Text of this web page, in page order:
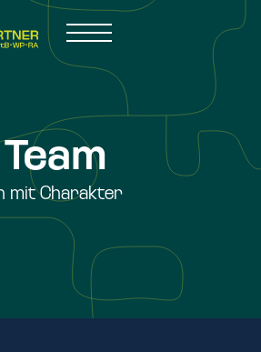
mit Charakter